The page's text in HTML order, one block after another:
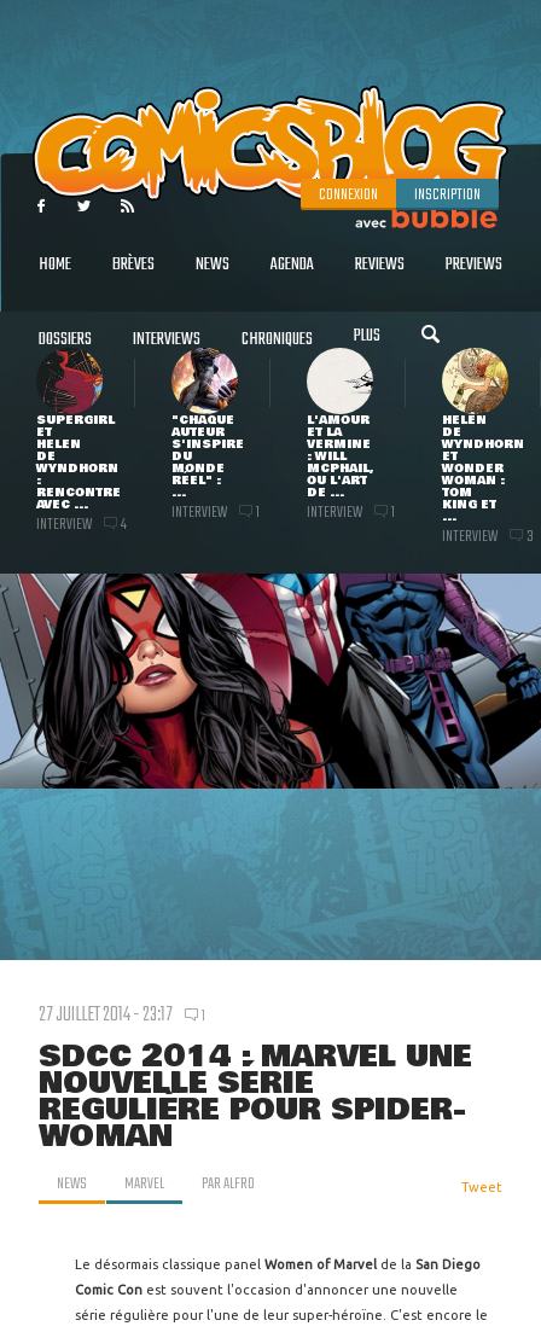
CONNEXION INSCRIPTION
HOME BRÈVES NEWS AGENDA REVIEWS PREVIEWS
DOSSIERS INTERVIEWS CHRONIQUES PLUS
SUPERGIRL
ET
HELEN
DE
WYNDHORN
:
RENCONTRE
AVEC ...
INTERVIEW 4
"CHAQUE
AUTEUR
S'INSPIRE
DU
MONDE
RÉEL" :
...
INTERVIEW 1
L'AMOUR
ET LA
VERMINE
: WILL
MCPHAIL,
OU L'ART
DE ...
INTERVIEW 1
HELEN
DE
WYNDHORN
ET
WONDER
WOMAN :
TOM
KING ET
...
INTERVIEW 3
27 JUILLET 2014 - 23:17 1
SDCC 2014 : MARVEL UNE
NOUVELLE SÉRIE
RÉGULIÈRE POUR SPIDER-
WOMAN
NEWS MARVEL PARALFRO Tweet
Le désormais classique panel Women of Marvel de la San Diego
Comic Con est souvent l'occasion d'annoncer une nouvelle
série régulière pour l'une de leur super-héroïne. C'est encore le